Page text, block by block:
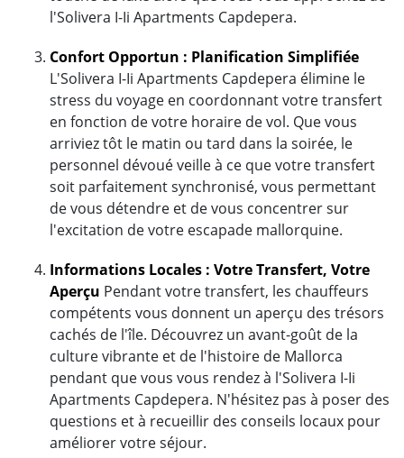
l'Solivera I-Ii Apartments Capdepera.
Confort Opportun : Planification Simplifiée
L'Solivera I-Ii Apartments Capdepera élimine le
stress du voyage en coordonnant votre transfert
en fonction de votre horaire de vol. Que vous
arriviez tôt le matin ou tard dans la soirée, le
personnel dévoué veille à ce que votre transfert
soit parfaitement synchronisé, vous permettant
de vous détendre et de vous concentrer sur
l'excitation de votre escapade mallorquine.
Informations Locales : Votre Transfert, Votre
Aperçu Pendant votre transfert, les chauffeurs
compétents vous donnent un aperçu des trésors
cachés de l'île. Découvrez un avant-goût de la
culture vibrante et de l'histoire de Mallorca
pendant que vous vous rendez à l'Solivera I-Ii
Apartments Capdepera. N'hésitez pas à poser des
questions et à recueillir des conseils locaux pour
améliorer votre séjour.